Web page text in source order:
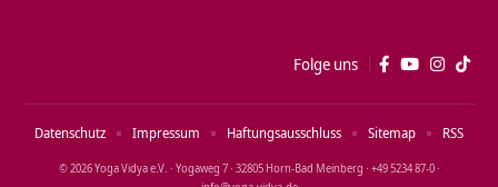
Folge uns
© 2026 Yoga Vidya e.V. · Yogaweg 7 · 32805 Horn‑Bad Meinberg · +49 5234 87‑0 ·
Datenschutz Impressum Haftungsausschluss Sitemap RSS